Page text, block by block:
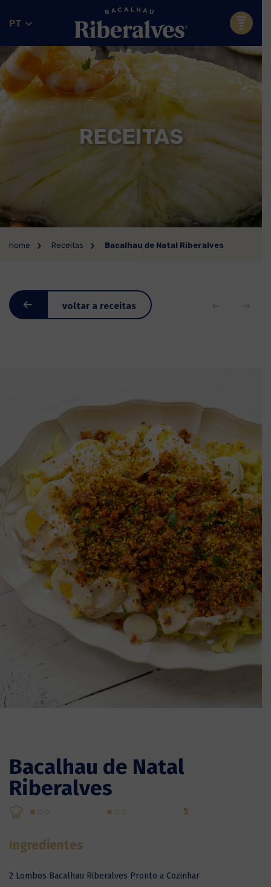
PT
RECEITAS
home Receitas Bacalhau de Natal Riberalves
voltar a receitas
Bacalhau de Natal
Riberalves
5
Ingredientes
2 Lombos Bacalhau Riberalves Pronto a Cozinhar